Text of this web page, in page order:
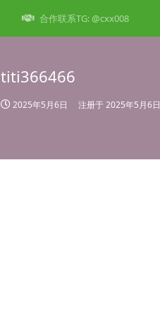
合作联系TG: @cxx008
titi366466
2025年5月6日 注册于2025年5月6日